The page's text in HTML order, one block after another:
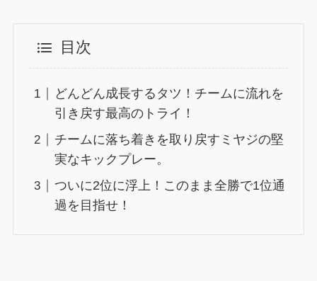
目次
どんどん成長するタツ！チームに流れを
引き戻す最高のトライ！
チームに落ち着きを取り戻すミヤジの堅
実なキックプレー。
ついに2位に浮上！このまま全勝で1位通
過を目指せ！